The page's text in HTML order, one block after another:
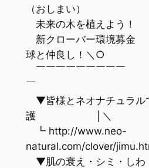
（おしまい）
未来の木を植えよう！
新クローバー
球と仲良し！＼○
￣￣￣￣￣￣￣￣￣
￣
▼皆様とネオナチュラル
護 │＼
┗ http://www.neo-
natural.com/clover/
▼肌の衰え・シミ・しわ